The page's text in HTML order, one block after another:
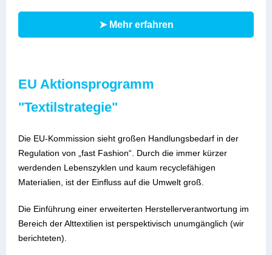
➤ Mehr erfahren
EU Aktionsprogramm
"Textilstrategie"
Die EU-Kommission sieht großen Handlungsbedarf in der
Regulation von „fast Fashion“. Durch die immer kürzer
werdenden Lebenszyklen und kaum recyclefähigen
Materialien, ist der Einfluss auf die Umwelt groß.
Die Einführung einer erweiterten Herstellerverantwortung im
Bereich der Alttextilien ist perspektivisch unumgänglich (wir
berichteten).